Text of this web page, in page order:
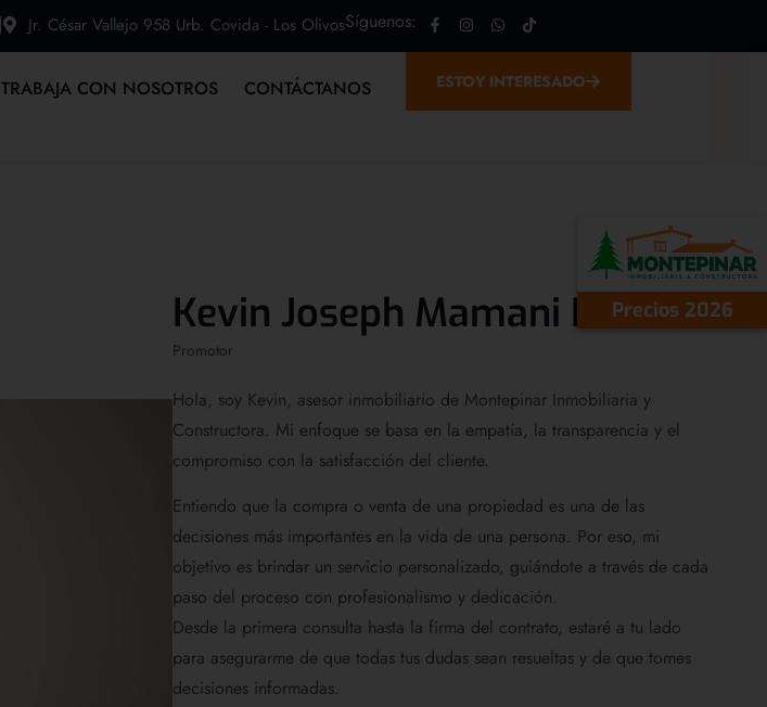
Jr. César Vallejo 958 Urb. Covida - Los OlivosSíguenos:
TRABAJA CON NOSOTROS CONTÁCTANOS ESTOY INTERESADO
Precios 2026
Kevin Joseph Mamani Rosales
Promotor
Hola, soy Kevin, asesor inmobiliario de Montepinar Inmobiliaria y
Constructora. Mi enfoque se basa en la empatía, la transparencia y el
compromiso con la satisfacción del cliente.
Entiendo que la compra o venta de una propiedad es una de las
decisiones más importantes en la vida de una persona. Por eso, mi
objetivo es brindar un servicio personalizado, guiándote a través de cada
paso del proceso con profesionalismo y dedicación.
Desde la primera consulta hasta la firma del contrato, estaré a tu lado
para asegurarme de que todas tus dudas sean resueltas y de que tomes
decisiones informadas.